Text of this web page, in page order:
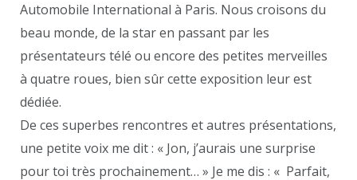
Automobile International à Paris. Nous croisons du
beau monde, de la star en passant par les
présentateurs télé ou encore des petites merveilles
à quatre roues, bien sûr cette exposition leur est
dédiée.
De ces superbes rencontres et autres présentations,
une petite voix me dit : « Jon, j’aurais une surprise
pour toi très prochainement… » Je me dis : « Parfait,